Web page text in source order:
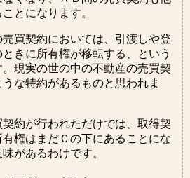
とになります。
買契約においては、引渡しや登
きに所有権が移転する、という
現実の世の中の不動産の売買契
な特約があるものと思われま
約が行われただけでは、取得契
権はまだＣの下にあることにな
があるわけです。